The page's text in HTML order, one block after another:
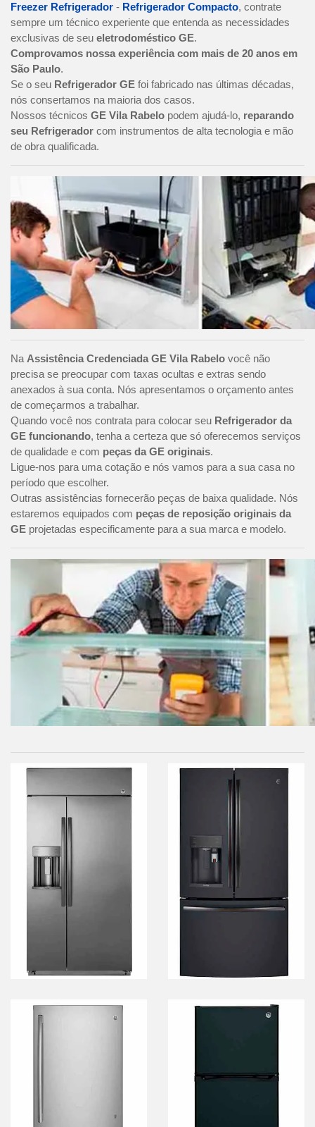
Freezer Refrigerador - Refrigerador Compacto, contrate
sempre um técnico experiente que entenda as necessidades
exclusivas de seu eletrodoméstico GE.
Comprovamos nossa experiência com mais de 20 anos em
São Paulo.
Se o seu Refrigerador GE foi fabricado nas últimas décadas,
nós consertamos na maioria dos casos.
Nossos técnicos GE Vila Rabelo podem ajudá-lo, reparando
seu Refrigerador com instrumentos de alta tecnologia e mão
de obra qualificada.
Na Assistência Credenciada GE Vila Rabelo você não
precisa se preocupar com taxas ocultas e extras sendo
anexados à sua conta. Nós apresentamos o orçamento antes
de começarmos a trabalhar.
Quando você nos contrata para colocar seu Refrigerador da
GE funcionando, tenha a certeza que só oferecemos serviços
de qualidade e com peças da GE originais.
Ligue-nos para uma cotação e nós vamos para a sua casa no
período que escolher.
Outras assistências fornecerão peças de baixa qualidade. Nós
estaremos equipados com peças de reposição originais da
GE projetadas especificamente para a sua marca e modelo.